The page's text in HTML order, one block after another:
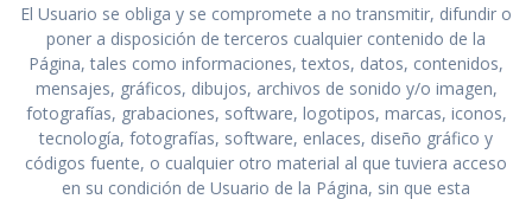
El Usuario se obliga y se compromete a no transmitir, difundir o
poner a disposición de terceros cualquier contenido de la
Página, tales como informaciones, textos, datos, contenidos,
mensajes, gráficos, dibujos, archivos de sonido y/o imagen,
fotografías, grabaciones, software, logotipos, marcas, iconos,
tecnología, fotografías, software, enlaces, diseño gráfico y
códigos fuente, o cualquier otro material al que tuviera acceso
en su condición de Usuario de la Página, sin que esta